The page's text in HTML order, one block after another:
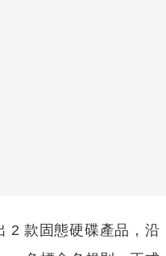
2 款固態硬碟產品，沿